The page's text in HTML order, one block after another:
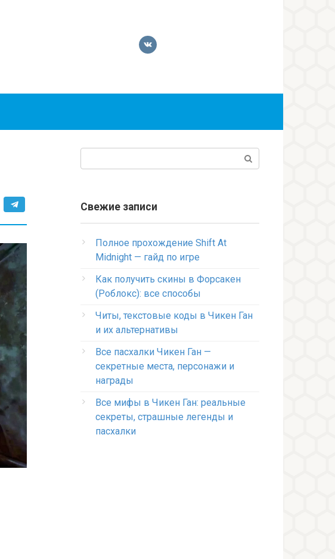
Свежие записи
Полное прохождение Shift At
Midnight — гайд по игре
Как получить скины в Форсакен
(Роблокс): все способы
Читы, текстовые коды в Чикен Ган
и их альтернативы
Все пасхалки Чикен Ган —
секретные места, персонажи и
награды
Все мифы в Чикен Ган: реальные
секреты, страшные легенды и
пасхалки